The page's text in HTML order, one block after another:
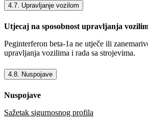
4.7. Upravljanje vozilom
Utjecaj na sposobnost upravljanja
Peginterferon beta-1a ne utječe ili
upravljanja vozilima i rada sa strojevima.
4.8. Nuspojave
Nuspojave
Sažetak sigurnosnog profila